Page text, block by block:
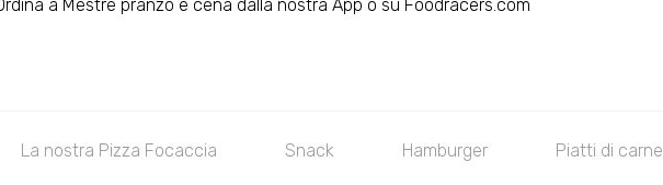
a Mestre pranzo e cena dalla nostra App o su Foodracers.com
La nostra Pizza Focaccia Snack Hamburger Piatti di carne